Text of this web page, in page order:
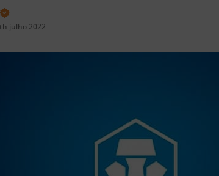
julho 2022